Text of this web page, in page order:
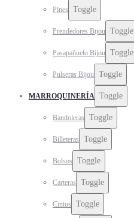
Pines Toggle
Prendedores Bijou Toggle
Pasapañuelo Bijou Toggle
Pulseras Bijou Toggle
MARROQUINERÍA Toggle
Bandoleras Toggle
Billeteras Toggle
Bolsos Toggle
Carteras Toggle
Cintos Toggle